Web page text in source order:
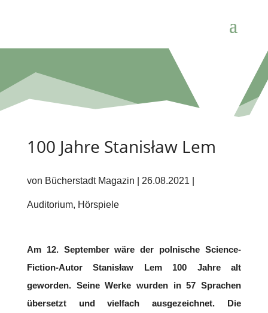
100 Jahre Stanisław Lem
von Bücherstadt Magazin 26.08.2021
Auditorium, Hörspiele
Am 12. September wäre der polnische Science-
Fiction-Autor Stanisław Lem 100 Jahre alt
geworden. Seine Werke wurden in 57 Sprachen
übersetzt und vielfach ausgezeichnet. Die